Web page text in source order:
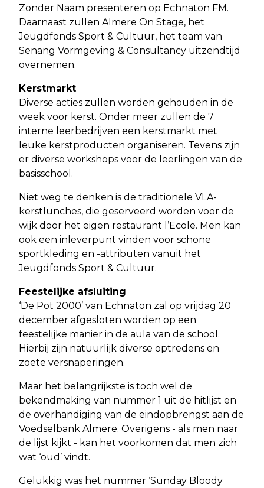
Zonder Naam presenteren op Echnaton FM.
Daarnaast zullen Almere On Stage, het
Jeugdfonds Sport & Cultuur, het team van
Senang Vormgeving & Consultancy uitzendtijd
overnemen.
Kerstmarkt
Diverse acties zullen worden gehouden in de
week voor kerst. Onder meer zullen de 7
interne leerbedrijven een kerstmarkt met
leuke kerstproducten organiseren. Tevens zijn
er diverse workshops voor de leerlingen van de
basisschool.
Niet weg te denken is de traditionele VLA-
kerstlunches, die geserveerd worden voor de
wijk door het eigen restaurant l’Ecole. Men kan
ook een inleverpunt vinden voor schone
sportkleding en -attributen vanuit het
Jeugdfonds Sport & Cultuur.
Feestelijke afsluiting
‘De Pot 2000’ van Echnaton zal op vrijdag 20
december afgesloten worden op een
feestelijke manier in de aula van de school.
Hierbij zijn natuurlijk diverse optredens en
zoete versnaperingen.
Maar het belangrijkste is toch wel de
bekendmaking van nummer 1 uit de hitlijst en
de overhandiging van de eindopbrengst aan de
Voedselbank Almere. Overigens - als men naar
de lijst kijkt - kan het voorkomen dat men zich
wat ‘oud’ vindt.
Gelukkig was het nummer ‘Sunday Bloody